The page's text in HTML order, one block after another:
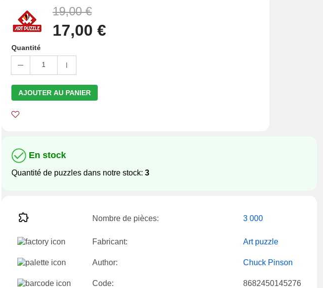
19,00 €
17,00 €
Quantité
1
AJOUTER AU PANIER
En stock
Quantité de puzzles dans notre stock: 3
Nombre de pièces: 3 000
Fabricant: Art puzzle
Author: Chuck Pinson
Code: 8682450145276